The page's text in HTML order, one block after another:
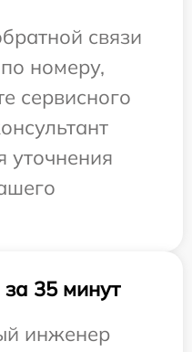
связи
номеру,
сервисного
уточнения
35 минут
инженер